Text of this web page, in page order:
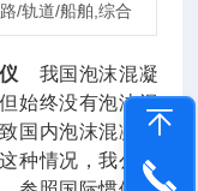
/轨道/船舶,综合
我国泡沫混凝
始终没有泡沫混
国内泡沫混凝土
种情况，我公司